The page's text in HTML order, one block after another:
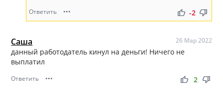
Ответить ••• thumb_up thumb_down
-2
Саша 26 Мар 2022
данный работодатель кинул на деньги! Ничего не
выплатил
Ответить ••• thumb_up thumb_down
2